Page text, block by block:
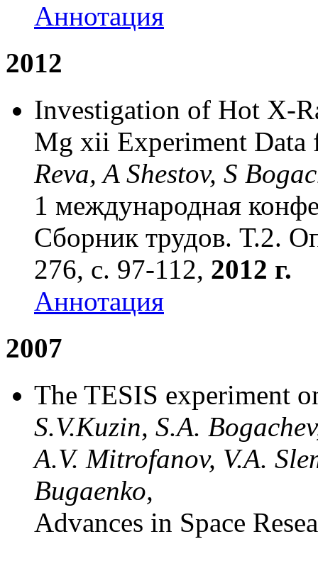
Аннотация
2012
Investigation of Hot X-
Mg xii Experiment
Reva, A Shestov, S
1 международная
Сборник трудов. Т.2.
276, с. 97-112, 2012 г.
Аннотация
2007
The TESIS experiment
S.V.Kuzin, S.A.
A.V. Mitrofanov, V.A.
Bugaenko,
Advances in Space